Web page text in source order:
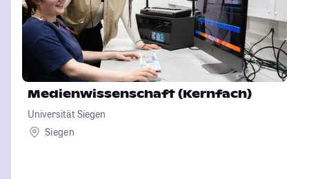
Medienwissenschaft (Kernfach)
Universität Siegen
Siegen